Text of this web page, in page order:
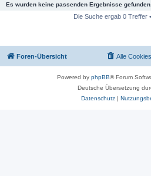
Es wurden keine passenden Ergebnisse gefunden.
Die Suche ergab 0 Treffer
Foren-Übersicht Alle
Powered by phpBB® Forum
Deutsche Übersetzung
Datenschutz|